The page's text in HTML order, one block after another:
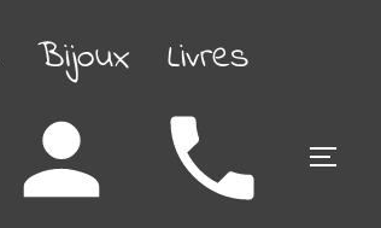
Bijoux
Livres